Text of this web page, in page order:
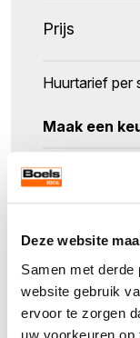
Deze website
Samen met derde
website gebruik
ervoor te zorgen
uw voorkeuren
Prijs
Huurtarief per
Maak een